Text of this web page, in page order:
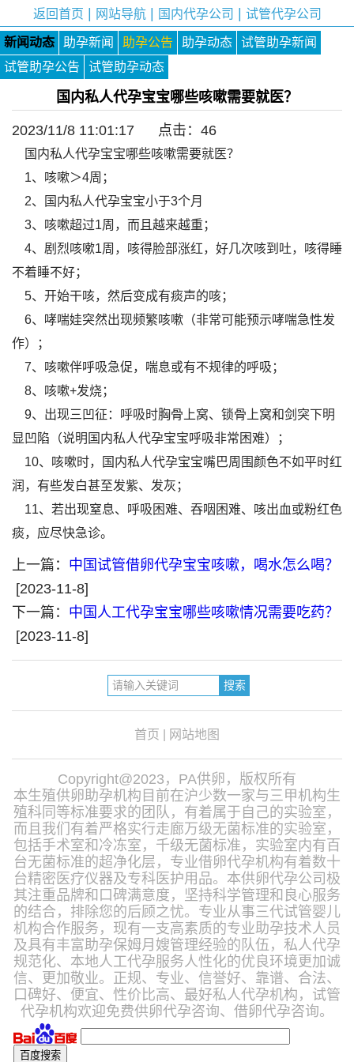
返回首页 网站导航| 国内代孕公司 试管代孕公司
新闻动态 助孕新闻 助孕公告 助孕动态
试管助孕新闻
试管助孕公告
试管助孕动态
国内私人代孕宝宝哪些咳嗽需要就医？
2023/11/8 11:01:17 点击： 46
国内私人代孕宝宝哪些咳嗽需要就医？
1、咳嗽＞4周；
2、国内私人代孕宝宝小于3个月
3、咳嗽超过1周，而且越来越重；
4、剧烈咳嗽1周，咳得脸部涨红，好几次咳到吐，咳得睡
不着睡不好；
5、开始干咳，然后变成有痰声的咳；
6、哮喘娃突然出现频繁咳嗽（非常可能预示哮喘急性发
作）；
7、咳嗽伴呼吸急促，喘息或有不规律的呼吸；
8、咳嗽+发烧；
9、出现三凹征：呼吸时胸骨上窝、锁骨上窝和剑突下明
显凹陷（说明国内私人代孕宝宝呼吸非常困难）；
10、咳嗽时，国内私人代孕宝宝嘴巴周围颜色不如平时红
润，有些发白甚至发紫、发灰；
11、若出现窒息、呼吸困难、吞咽困难、咳出血或粉红色
痰，应尽快急诊。
上一篇： 中国试管借卵代孕宝宝咳嗽，喝水怎么喝？
[2023-11-8]
下一篇： 中国人工代孕宝宝哪些咳嗽情况需要吃药？
[2023-11-8]
首页 网站地图
Copyright@2023，PA供卵，版权所有
本生殖供卵助孕机构目前在沪少数一家与三甲机构生
殖科同等标准要求的团队，有着属于自己的实验室，
而且我们有着严格实行走廊万级无菌标准的实验室，
包括手术室和冷冻室，千级无菌标准，实验室内有百
台无菌标准的超净化层，专业借卵代孕机构有着数十
台精密医疗仪器及专科医护用品。本供卵代孕公司极
其注重品牌和口碑满意度，坚持科学管理和良心服务
的结合，排除您的后顾之忧。专业从事三代试管婴儿
机构合作服务，现有一支高素质的专业助孕技术人员
及具有丰富助孕保姆月嫂管理经验的队伍，私人代孕
规范化、本地人工代孕服务人性化的优良环境更加诚
信、更加敬业。正规、专业、信誉好、靠谱、合法、
口碑好、便宜、性价比高、最好私人代孕机构，试管
代孕机构欢迎免费供卵代孕咨询、借卵代孕咨询。